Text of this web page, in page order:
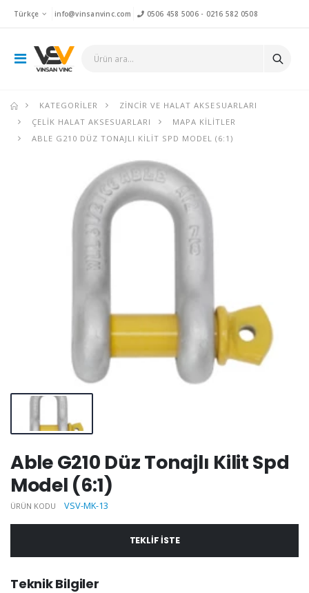
Türkçe info@vinsanvinc.com 0506 458 5006- 0216 582 0508
KATEGORILER
ZINCIR VE HALAT AKSESUARLARI
ÇELIK HALAT AKSESUARLARI
MAPA KILITLER
ABLE G210 DÜZ TONAJLI KILIT SPD MODEL (6:1)
Able G210 Düz Tonajlı Kilit Spd
Model (6:1)
ÜRÜN KODU VSV-MK-13
TEKLIF ISTE
Teknik Bilgiler